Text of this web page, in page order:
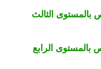
بالمستوى الثالث
بالمستوى الرابع